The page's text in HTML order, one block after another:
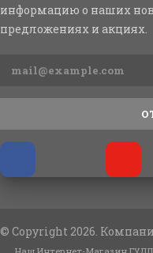
информацию о наших
предложениях и акциях.
© Copyright 2026.